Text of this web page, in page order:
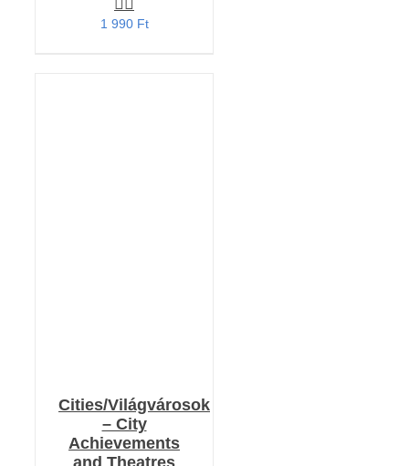
🏴‍☠️
1 990 Ft
Cities/Világvárosok
– City
Achievements